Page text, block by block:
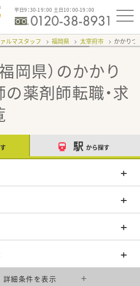
平日9：30-19：00 土日10：00-19：00
ルマスタッフ 福岡県 太宰府市 かかり
岡県）のかかり
の薬剤師転職・求
駅 から探す
詳細条件を表示